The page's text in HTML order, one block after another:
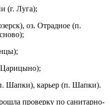
(г. Луга);
оз. Отрадное (п.
Шапки), карьер (п. Шапки).
проверку по санитарно-